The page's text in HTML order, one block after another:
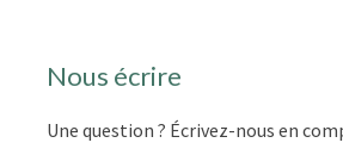
Nous écrire
Une question ? Écrivez-nous en